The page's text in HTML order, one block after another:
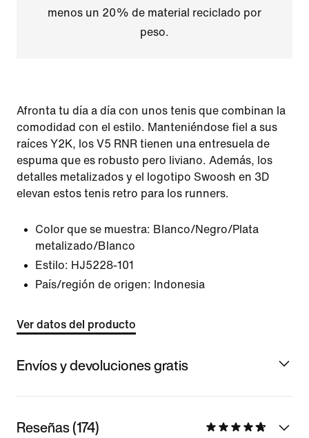
menos un 20% de material reciclado por
peso.
Afronta tu día a día con unos tenis que combinan la
comodidad con el estilo. Manteniéndose fiel a sus
raíces Y2K, los V5 RNR tienen una entresuela de
espuma que es robusto pero liviano. Además, los
detalles metalizados y el logotipo Swoosh en 3D
elevan estos tenis retro para los runners.
Color que se muestra: Blanco/Negro/Plata
metalizado/Blanco
Estilo: HJ5228-101
País/región de origen: Indonesia
Ver datos del producto
Envíos y devoluciones gratis
Reseñas (174)